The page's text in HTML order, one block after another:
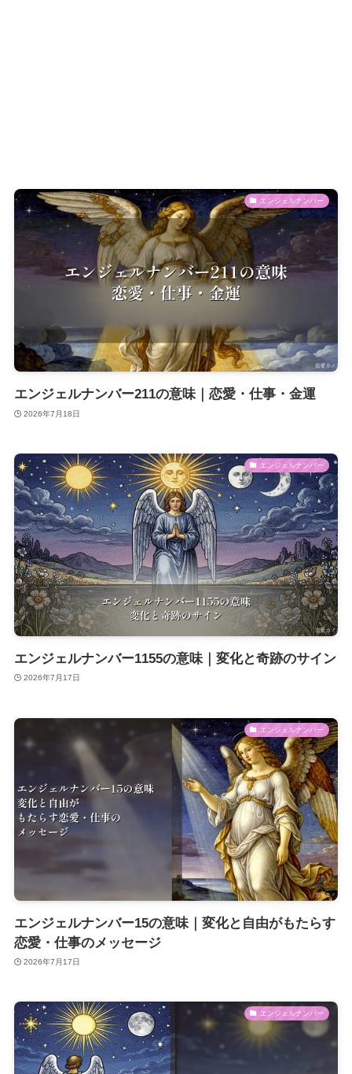
エンジェルナンバー
エンジェルナンバー211の意味｜恋愛・仕事・金運
2026年7月18日
エンジェルナンバー
エンジェルナンバー1155の意味｜変化と奇跡のサイン
2026年7月17日
エンジェルナンバー
エンジェルナンバー15の意味｜変化と自由がもたらす
恋愛・仕事のメッセージ
2026年7月17日
エンジェルナンバー